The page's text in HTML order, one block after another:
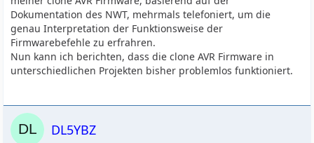
Dokumentation des NWT, mehrmals telefoniert, um die
genau Interpretation der Funktionsweise der
Firmwarebefehle zu erfrahren.
Nun kann ich berichten, dass die clone AVR Firmware in
unterschiedlichen Projekten bisher problemlos funktioniert.
DL5YBZ